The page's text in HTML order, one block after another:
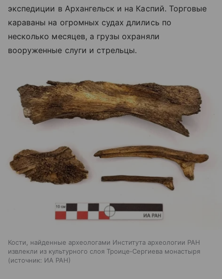
экспедиции в Архангельск и на Каспий. Торговые
караваны на огромных судах длились по
несколько месяцев, а грузы охраняли
вооруженные слуги и стрельцы.
Кости, найденные археологами Института археологии РАН
извлекли из культурного слоя Троице‑Сергиева монастыря
источник: ИА РАН